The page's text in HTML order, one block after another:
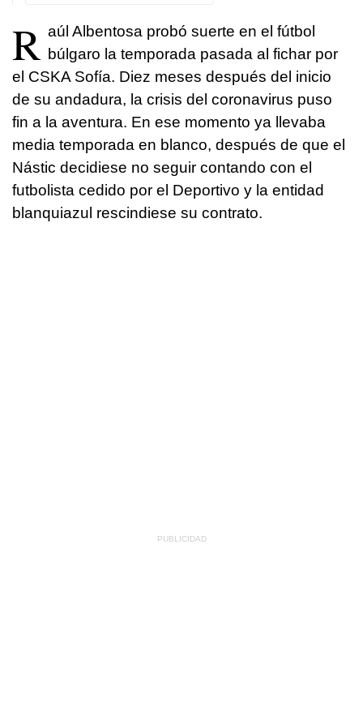
R aúl Albentosa probó suerte en el fútbol
búlgaro la temporada pasada al fichar por
el CSKA Sofía. Diez meses después del inicio
de su andadura, la crisis del coronavirus puso
fin a la aventura. En ese momento ya llevaba
media temporada en blanco, después de que el
Nástic decidiese no seguir contando con el
futbolista cedido por el Deportivo y la entidad
blanquiazul rescindiese su contrato.